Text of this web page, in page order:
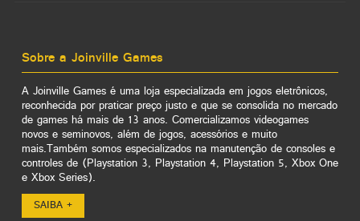
Sobre a Joinville Games
A Joinville Games é uma loja especializada em jogos eletrônicos,
reconhecida por praticar preço justo e que se consolida no mercado
de games há mais de 13 anos. Comercializamos videogames
novos e seminovos, além de jogos, acessórios e muito
mais.Também somos especializados na manutenção de consoles e
controles de (Playstation 3, Playstation 4, Playstation 5, Xbox One
e Xbox Series).
SAIBA +